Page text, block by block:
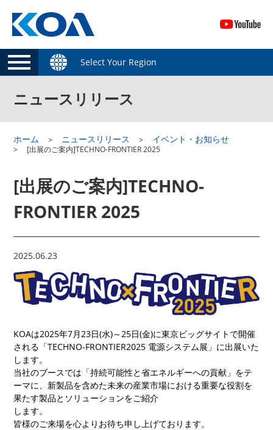
Select Your Region
ニュースリリース
ホーム ニュースリリース イベント・お知らせ
[出展のご案内]TECHNO-FRONTIER 2025
[出展のご案内]TECHNO-
FRONTIER 2025
2025.06.23
KOAは2025年7月23日(水)～25日(金)に東京ビッグサイトで開催
される「TECHNO-FRONTIER2025 電源システム展」に出展いた
します。
当社のブースでは「持続可能性と省エネルギーへの貢献」をテ
ーマに、新製品を含めた未来の産業市場における重要な役割を
果たす製品とソリューションをご紹介
します。
皆様のご来場を心よりお待ち申し上げております。